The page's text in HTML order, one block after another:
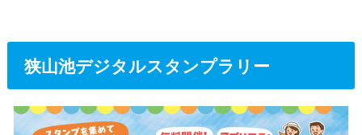
狭山池デジタルスタンプラリー